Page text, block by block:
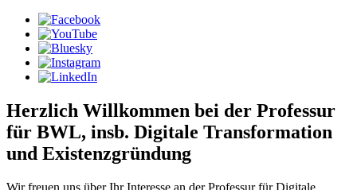
Herzlich Willkommen bei der Professur
für BWL, insb. Digitale Transformation
und Existenzgründung
Wir freuen uns über Ihr Interesse an der Professur für Digitale